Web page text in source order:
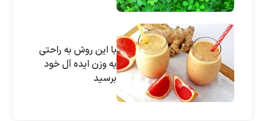
با این روش به راحتی
به وزن ایده آل خود
برسید